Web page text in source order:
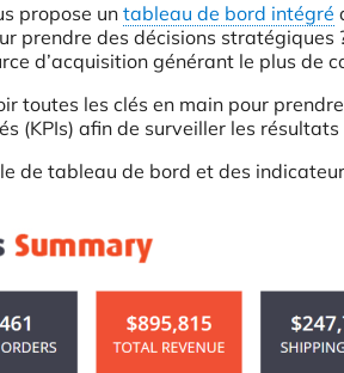
propose untableau de bord intégré
prendre des décisions
d’acquisition générant le plus de
toutes les clés en main pour
(KPIs) afin de surveiller les
de tableau de bord et des